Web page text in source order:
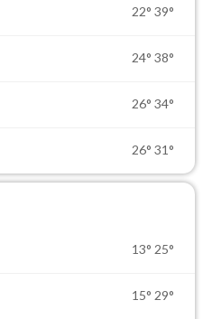
22° 39°
24° 38°
26° 34°
26° 31°
13° 25°
15° 29°